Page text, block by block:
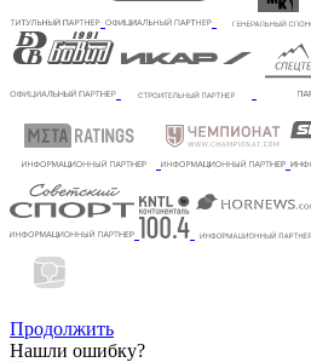
Продолжить
Нашли ошибку?